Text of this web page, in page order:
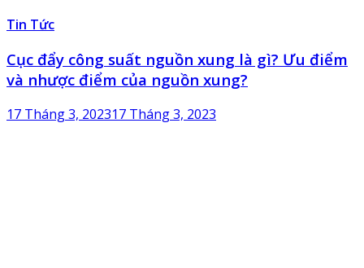
Tin Tức
Cục đẩy công suất nguồn xung là gì? Ưu điểm
và nhược điểm của nguồn xung?
17 Tháng 3, 202317 Tháng 3, 2023